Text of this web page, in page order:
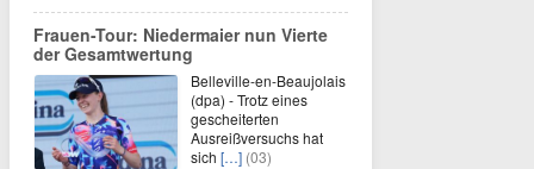
Frauen-Tour: Niedermaier nun Vierte
der Gesamtwertung
Belleville-en-Beaujolais
(dpa) - Trotz eines
gescheiterten
Ausreißversuchs hat
sich […] (03)